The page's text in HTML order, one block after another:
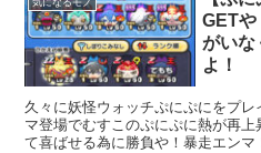
GETや
がいな
よ！
久々に妖怪ウォッチぷにぷにをプ
マ登場でむすこのぷにぷに熱が再
て喜ばせる為に勝負や！暴走エンマ